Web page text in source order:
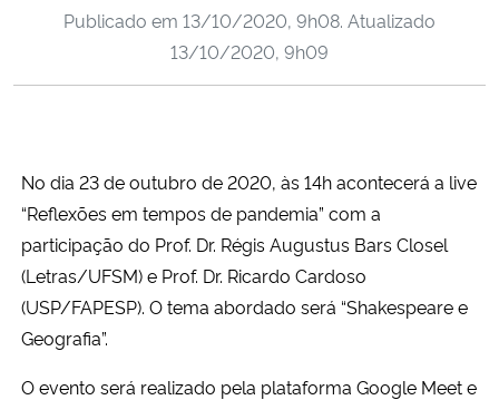
Ministério da Cidadania
Ministério da Ciência, Tecnologia, Inovações e Comunicações
Ministério do Meio Ambiente
Ministério do Turismo
Publicado em 13/10/2020, 9h08. Atualizado
13/10/2020, 9h09
No dia 23deoutubro de 2020, às 14h acontecerá a live
“Reflexões em tempos de pandemia” com a
participação do Prof. Dr. Régis Augustus Bars Closel
(Letras/UFSM) e Prof. Dr. Ricardo Cardoso
(USP/FAPESP). O tema abordado será “Shakespeare e
Geografia”.
O evento será realizado pela plataforma Google Meet e